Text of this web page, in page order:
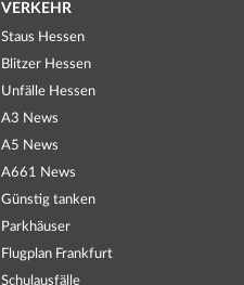
VERKEHR
Staus Hessen
Blitzer Hessen
Unfälle Hessen
A3 News
A5 News
A661 News
Günstig tanken
Parkhäuser
Flugplan Frankfurt
Schulausfälle